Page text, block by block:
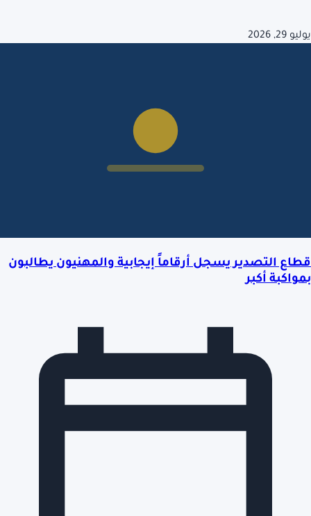
يوليو 29, 2026
قطاع التصدير يسجل أرقاماً إيجابية والمهنيون يطالبون
بمواكبة أكبر